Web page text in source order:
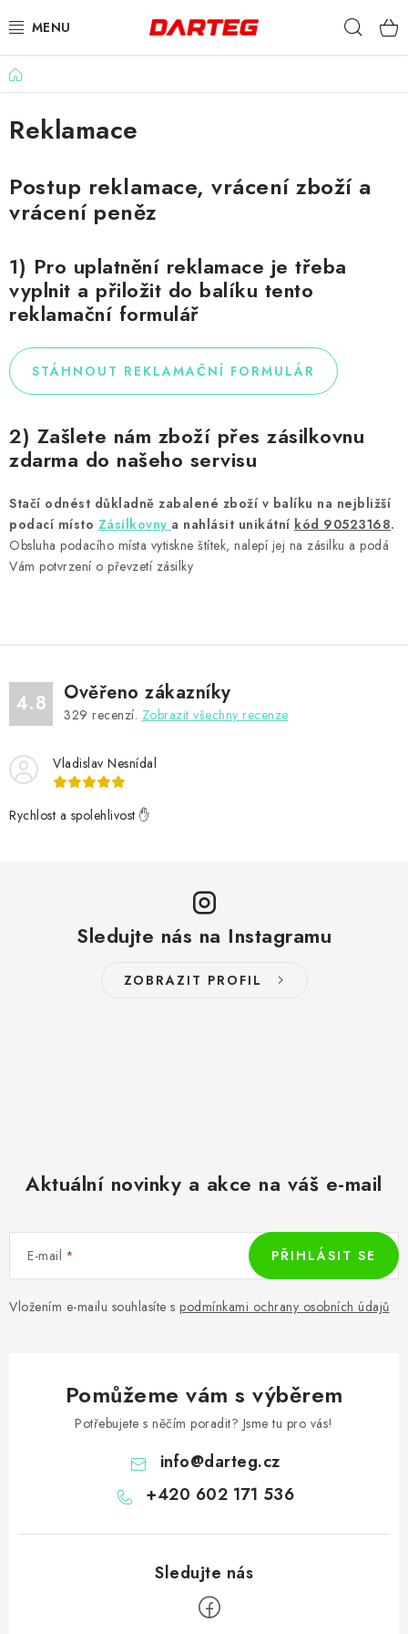
na
ŠIPKY
TERČE
LETKY
NÁSADKY
HROTY
POUZDRA
HRÁČI ŠIPEK
SLEVY
TERČE A ŠIPKY
Kontakty Hodnocení obchodu
Domů
Reklamace
Postup reklamace, vrácení zboží a
vrácení peněz
1) Pro uplatnění reklamace je třeba
vyplnit a přiložit do balíku tento
reklamační formulář
STÁHNOUT REKLAMAČNÍ FORMULÁR
2) Zašlete nám zboží přes zásilkovnu
zdarma do našeho servisu
Stačí odnést důkladně zabalené zboží v balíku na nejbližší
podací místo Zásilkovny a nahlásit unikátní kód 90523168.
Obsluha podacího místa vytiskne štítek, nalepí jej na zásilku a podá
Vám potvrzení o převzetí zásilky
4.8 Ověřeno zákazníky
329 recenzí. Zobrazit všechny recenze
Vladislav Nesnídal
Rychlost a spolehlivost ✋
Sledujte nás na Instagramu
ZOBRAZIT PROFIL
Aktuální novinky a akce na váš e-mail
E-mail
Vložením e-mailu souhlasíte s podmínkami ochrany osobních údajů
PŘIHLÁSIT SE
Pomůžeme vám s výběrem
Potřebujete s něčím poradit? Jsme tu pro vás!
info@darteg.cz
+420 602 171 536